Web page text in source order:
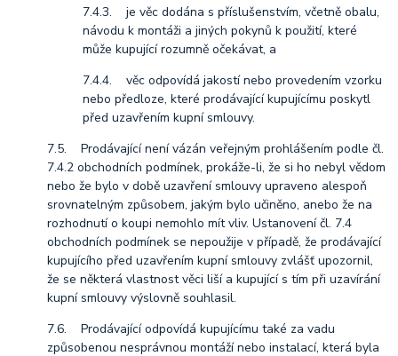
7.4.3. je věc dodána s příslušenstvím, včetně obalu,
návodu k montáži a jiných pokynů k použití, které
může kupující rozumně očekávat, a
7.4.4. věc odpovídá jakostí nebo provedením vzorku
nebo předloze, které prodávající kupujícímu poskytl
před uzavřením kupní smlouvy.
7.5. Prodávající není vázán veřejným prohlášením podle čl.
7.4.2 obchodních podmínek, prokáže-li, že si ho nebyl vědom
nebo že bylo v době uzavření smlouvy upraveno alespoň
srovnatelným způsobem, jakým bylo učiněno, anebo že na
rozhodnutí o koupi nemohlo mít vliv. Ustanovení čl. 7.4
obchodních podmínek se nepoužije v případě, že prodávající
kupujícího před uzavřením kupní smlouvy zvlášť upozornil,
že se některá vlastnost věci liší a kupující s tím při uzavírání
kupní smlouvy výslovně souhlasil.
7.6. Prodávající odpovídá kupujícímu také za vadu
způsobenou nesprávnou montáží nebo instalací, která byla